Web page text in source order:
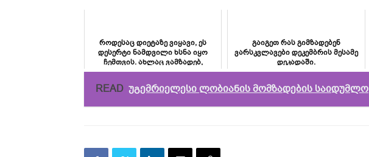
როდესაც დიეტაზე ვიყავი, ეს
დესერტი ნამდვილი ხსნა იყო
ჩემთვის. ახლაც ვამზადებ,
რადგან ის არ ვნებს ფიგ...
გაიგეთ რას გიმზადებენ
ვარსკვლავები დეკემბრის მესამე
დეკადაში.
READ უგემრიელესი ლობიანის მომზადების საიდუმლო